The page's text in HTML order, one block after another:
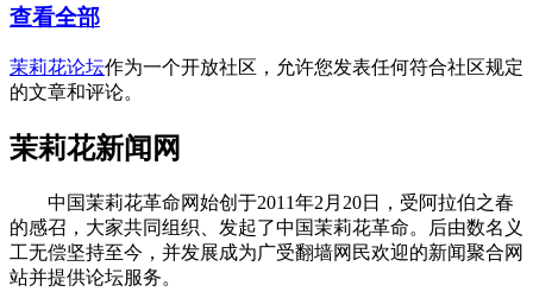
查看全部
茉莉花论坛作为一个开放社区，允许您发表任何符合社区规定
的文章和评论。
茉莉花新闻网
中国茉莉花革命网始创于2011年2月20日，受阿拉伯之春
的感召，大家共同组织、发起了中国茉莉花革命。后由数名义
工无偿坚持至今，并发展成为广受翻墙网民欢迎的新闻聚合网
站并提供论坛服务。